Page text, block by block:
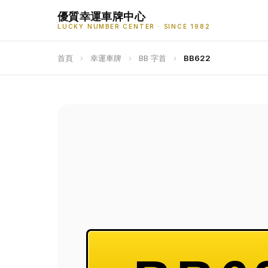
優質幸運車牌中心
LUCKY NUMBER CENTER · SINCE 1982
首頁 › 幸運車牌 › BB 字首 › BB622